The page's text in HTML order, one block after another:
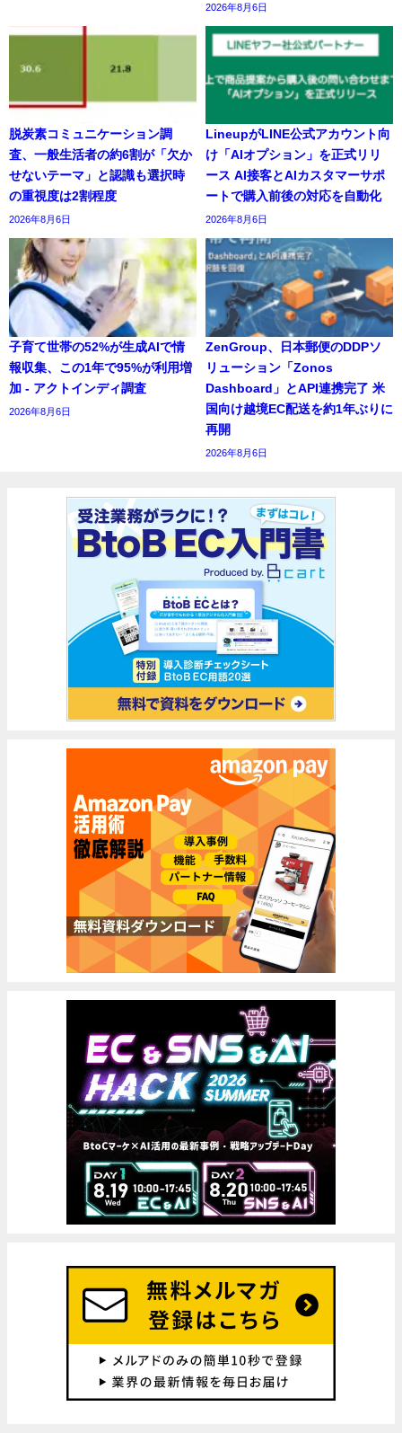
2026年8月6日
脱炭素コミュニケーション調
査、一般生活者の約6割が「欠か
せないテーマ」と認識も選択時
の重視度は2割程度
2026年8月6日
LineupがLINE公式アカウント向
け「AIオプション」を正式リリ
ース AI接客とAIカスタマーサポ
ートで購入前後の対応を自動化
2026年8月6日
子育て世帯の52%が生成AIで情
報収集、この1年で95%が利用増
加 - アクトインディ調査
2026年8月6日
ZenGroup、日本郵便のDDPソ
リューション「Zonos
Dashboard」とAPI連携完了 米
国向け越境EC配送を約1年ぶりに
再開
2026年8月6日